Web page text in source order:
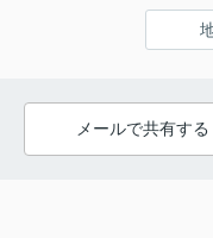
メールで共有する